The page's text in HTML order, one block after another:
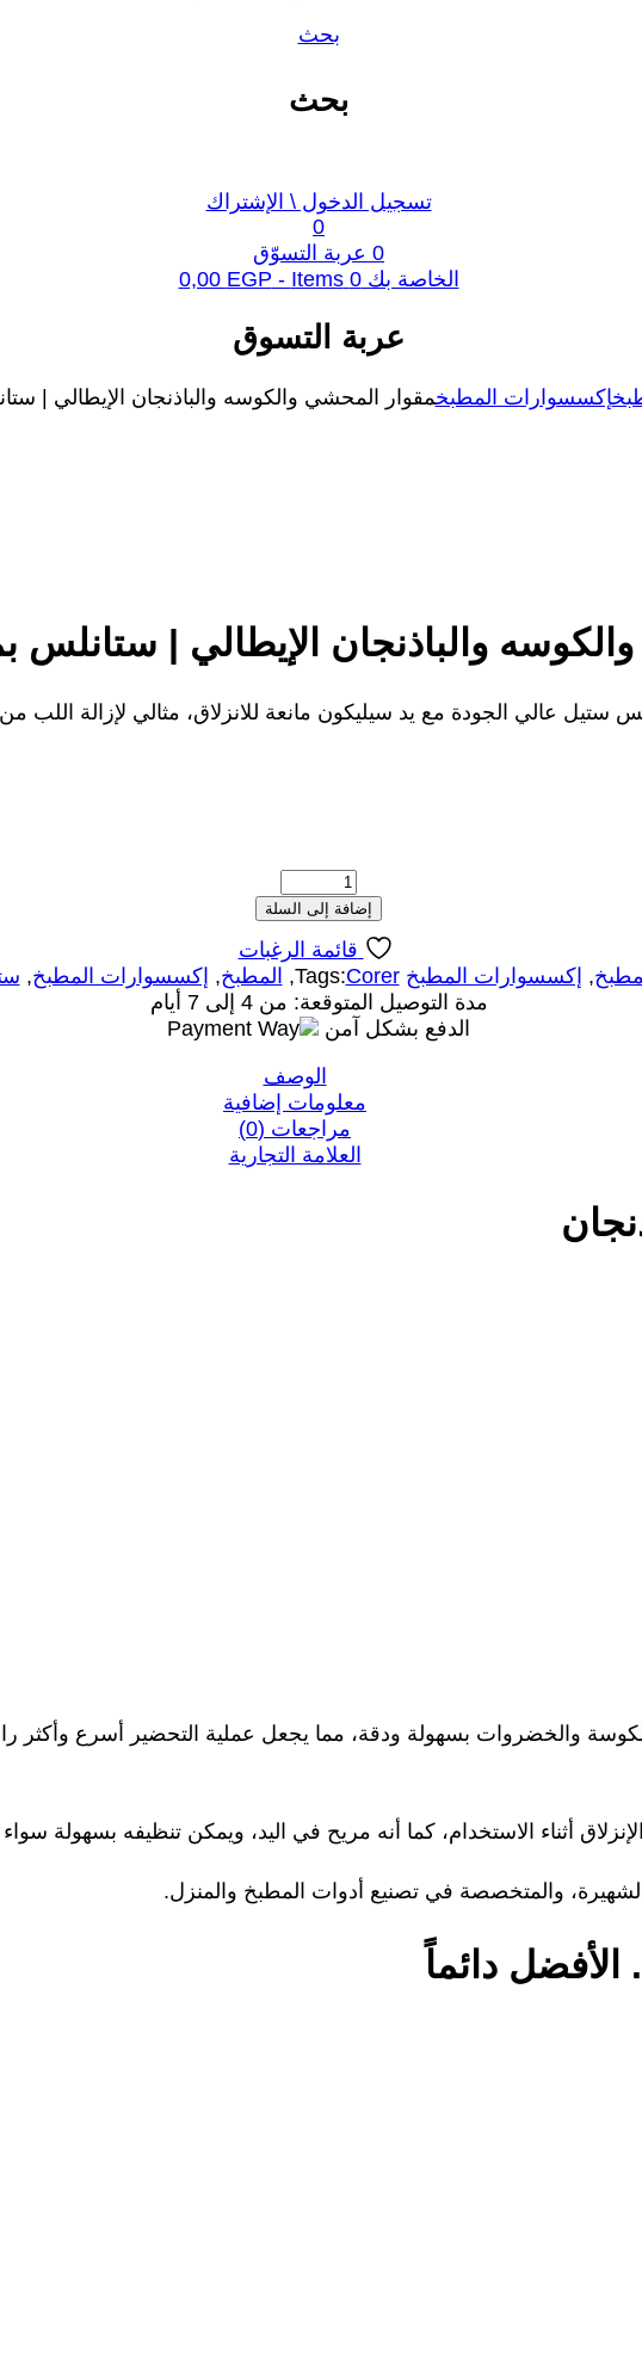
بحث
بحث
تسجيل الدخول \ الإشتراك
0
0 عربة التسوّق
الخاصة بك0
Items -
0,00 EGP
عربة التسوق
إكسسوارات المطبخمقوار المحشي والكوسه والباذنجان الإيطالي |
والباذنجان الإيطالي |
عالي الجودة مع يد سيليكون مانعة للانزلاق، مثالي لإزالة اللب
كمية
Zucchini
Tool
|
Multiple
Uses
Italian
Made
إضافة إلى السلة
قائمة الرغبات
, إكسسوارات المطبخ Tags:Corer
, المطبخ, إكسسوارات المطبخ,
مدة التوصيل المتوقعة: من 4 إلى 7 أيام
الدفع بشكل آمن
الوصف
معلومات إضافية
مراجعات (0)
العلامة التجارية
والخضروات بسهولة ودقة، مما يجعل عملية التحضير أسرع وأكثر
أثناء الاستخدام، كما أنه مريح في اليد، ويمكن تنظيفه بسهولة
الشهيرة، والمتخصصة في تصنيع أدوات المطبخ والمنزل.
دائماً